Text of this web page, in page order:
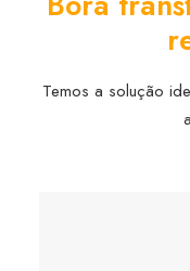
Temos a solução